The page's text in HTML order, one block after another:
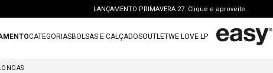
LANÇAMENTO PRIMAVERA 27. Clique e aproveite.
PERSONAL SHOPPER | garanta benefícios exclusivos. CONSULTAR >
FRETE GRÁTIS | a partir de R$ 699. APROVEITAR >
CATEGORIASBOLSAS E CALÇADOSOUTLETWE LOVE LP